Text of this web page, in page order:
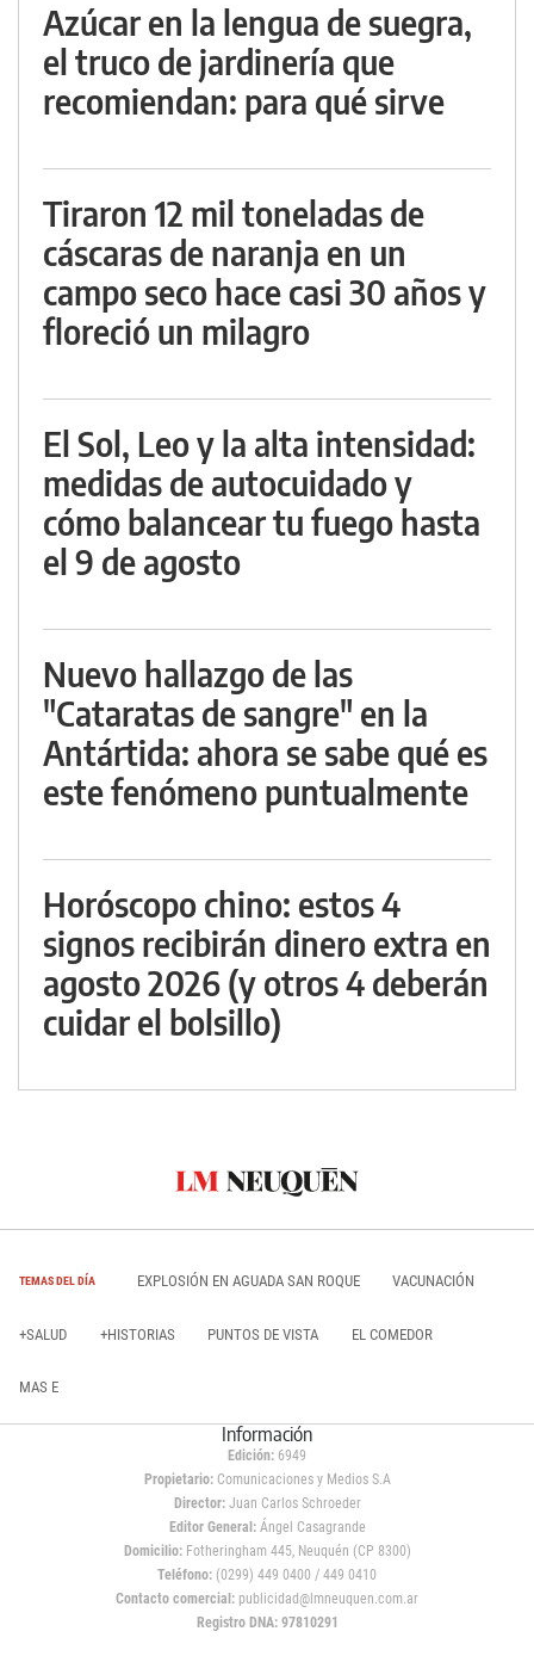
Azúcar en la lengua de suegra,
el truco de jardinería que
recomiendan: para qué sirve
Tiraron 12 mil toneladas de
cáscaras de naranja en un
campo seco hace casi 30 años y
floreció un milagro
El Sol, Leo y la alta intensidad:
medidas de autocuidado y
cómo balancear tu fuego hasta
el 9 de agosto
Nuevo hallazgo de las
"Cataratas de sangre" en la
Antártida: ahora se sabe qué es
este fenómeno puntualmente
Horóscopo chino: estos 4
signos recibirán dinero extra en
agosto 2026 (y otros 4 deberán
cuidar el bolsillo)
TEMAS DEL DÍA EXPLOSIÓN EN AGUADA SAN ROQUE VACUNACIÓN
+SALUD +HISTORIAS PUNTOS DE VISTA EL COMEDOR
MAS E
Información
Edición: 6949
Propietario:Comunicaciones y Medios S.A
Director: Juan Carlos Schroeder
Editor General:Ángel Casagrande
Domicilio:Fotheringham 445, Neuquén (CP 8300)
Teléfono: (0299) 449 0400 / 449 0410
Contacto comercial: publicidad@lmneuquen.com.ar
Registro DNA: 97810291